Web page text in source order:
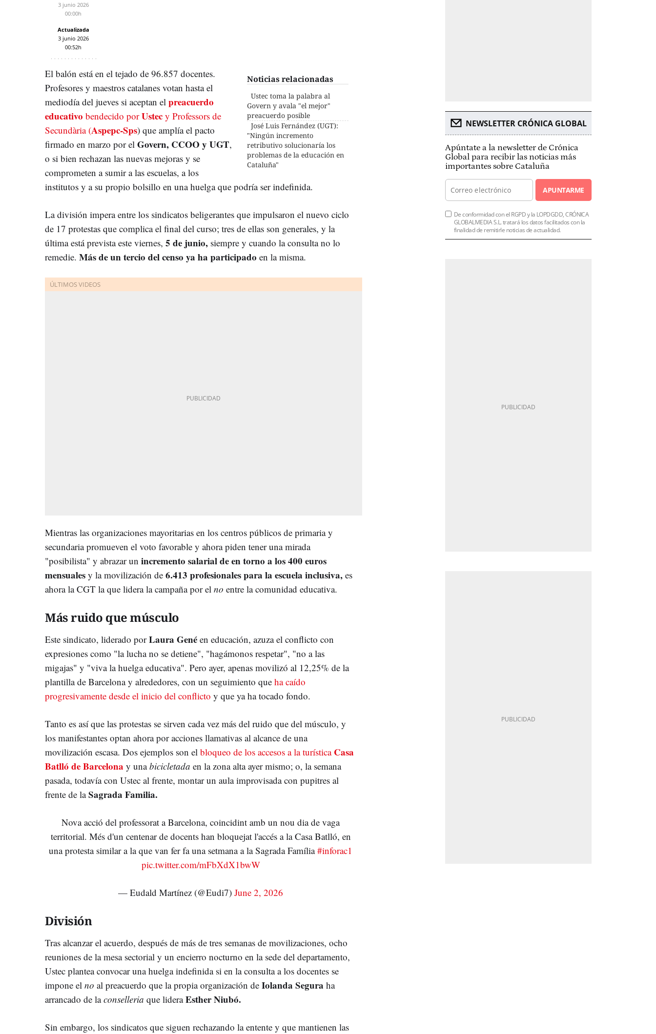
3 junio 2026
00:00h
Actualizada
3 junio 2026
00:52h
Noticias relacionadas
Ustec toma la palabra al
Govern y avala "el mejor"
preacuerdo posible
José Luis Fernández (UGT):
"Ningún incremento
retributivo solucionaría los
problemas de la educación en
Cataluña"
El balón está en el tejado de 96.857 docentes.
Profesores y maestros catalanes votan hasta el
mediodía del jueves si aceptan el preacuerdo
educativo bendecido porUstec y Professors de
Secundària (Aspepc-Sps) que amplía el pacto
firmado en marzo por el Govern, CCOO y UGT,
o si bien rechazan las nuevas mejoras y se
comprometen a sumir a las escuelas, a los
institutos y a su propio bolsillo en una huelga que podría ser indefinida.
La división impera entre los sindicatos beligerantes que impulsaron el nuevo ciclo
de 17 protestas que complica el final del curso; tres de ellas son generales, y la
última está prevista este viernes, 5 de junio, siempre y cuando la consulta no lo
remedie. Más de un tercio del censo ya ha participado en la misma.
Mientras las organizaciones mayoritarias en los centros públicos de primaria y
secundaria promueven el voto favorable y ahora piden tener una mirada
"posibilista" y abrazar un incremento salarial de en torno a los 400 euros
mensuales y la movilización de 6.413 profesionales para la escuela inclusiva, es
ahora la CGT la que lidera la campaña por el no entre la comunidad educativa.
Más ruido que músculo
Este sindicato, liderado porLaura Gené en educación, azuza el conflicto con
expresiones como "la lucha no se detiene", "hagámonos respetar", "no a las
migajas" y "viva la huelga educativa". Pero ayer, apenas movilizó al 12,25% de la
plantilla de Barcelona y alrededores, con un seguimiento que ha caído
progresivamente desde el inicio del conflicto y que ya ha tocado fondo.
Tanto es así que las protestas se sirven cada vez más del ruido que del músculo, y
los manifestantes optan ahora por acciones llamativas al alcance de una
movilización escasa. Dos ejemplos son el bloqueo de los accesos a la turística Casa
Batlló de Barcelona y unabicicletada en la zona alta ayer mismo; o, la semana
pasada, todavía con Ustec al frente, montar un aula improvisada con pupitres al
frente de laSagrada Familia.
Nova acció del professorat a Barcelona, coincidint amb un nou dia de vaga
territorial. Més d'un centenar de docents han bloquejat l'accés a la Casa Batlló, en
una protesta similar a la que van fer fa una setmana a la Sagrada Família#inforac1
pic.twitter.com/mFbXdX1bwW
— Eudald Martínez (@Eudi7)June 2, 2026
División
Tras alcanzar el acuerdo, después de más de tres semanas de movilizaciones, ocho
reuniones de la mesa sectorial y un encierro nocturno en la sede del departamento,
Ustec plantea convocar una huelga indefinida si en la consulta a los docentes se
impone el no al preacuerdo que la propia organización de Iolanda Segura ha
arrancado de laconselleria que lideraEsther Niubó.
Sin embargo, los sindicatos que siguen rechazando la entente y que mantienen las
NEWSLETTER CRÓNICA GLOBAL
Apúntate a la newsletter de Crónica
Global para recibir las noticias más
importantes sobre Cataluña
APUNTARME
De conformidad con el RGPD y la LOPDGDD, CRÓNICA
GLOBALMEDIA S.L. tratará los datos facilitados con la
finalidad de remitirle noticias de actualidad.